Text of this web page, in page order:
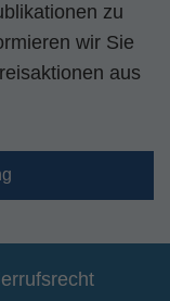
zu
wir Sie
aus